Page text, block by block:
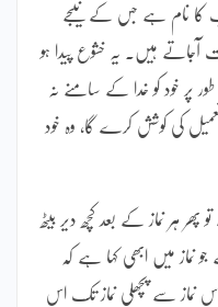
نام ہے جس کے نتیجے
آجاتے ہیں۔ یہ خشوع پیدا ہو
پر خود کو خدا کے سامنے نہ
تعمیل کی کوشش کرے گا، وہ خود
ہر نماز کے بعد کچھ دیر بیٹھ
نماز میں ابھی کہا ہے کہ
نماز سے پچھلی نماز تک اس